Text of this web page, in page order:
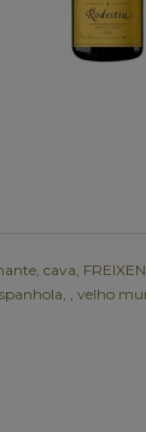
cava
velho